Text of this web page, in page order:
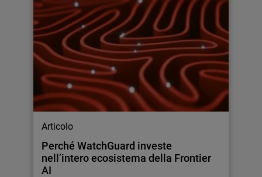
Articolo
Perché WatchGuard investe
nell’intero ecosistema della Frontier
AI